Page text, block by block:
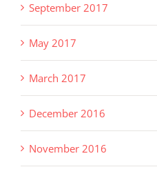
September 2017
May 2017
March 2017
December 2016
November 2016